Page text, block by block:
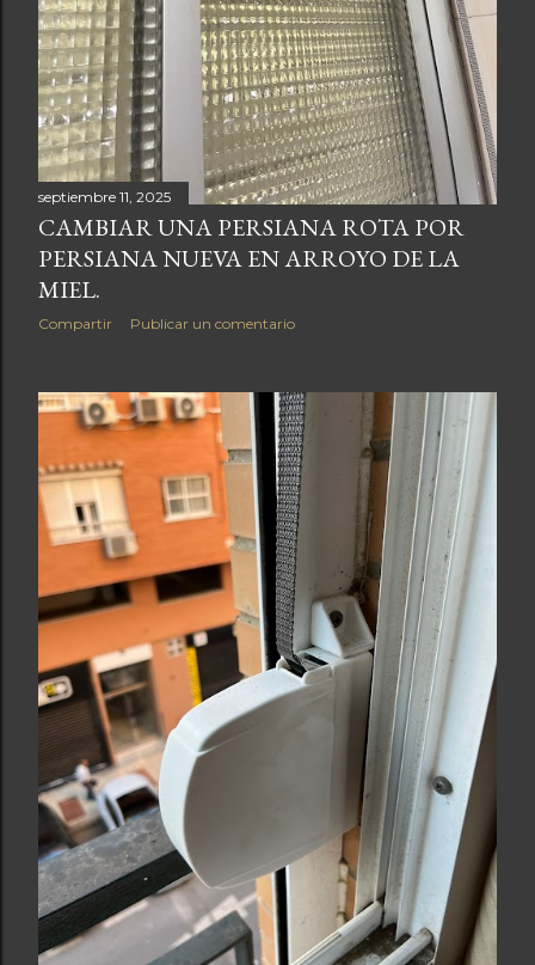
septiembre 11, 2025
CAMBIAR UNA PERSIANA ROTA POR
PERSIANA NUEVA EN ARROYO DE LA
MIEL.
Compartir Publicar un comentario